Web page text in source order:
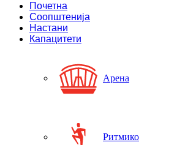
Почетна
Соопштенија
Настани
Капацитети
Арена
Ритмико